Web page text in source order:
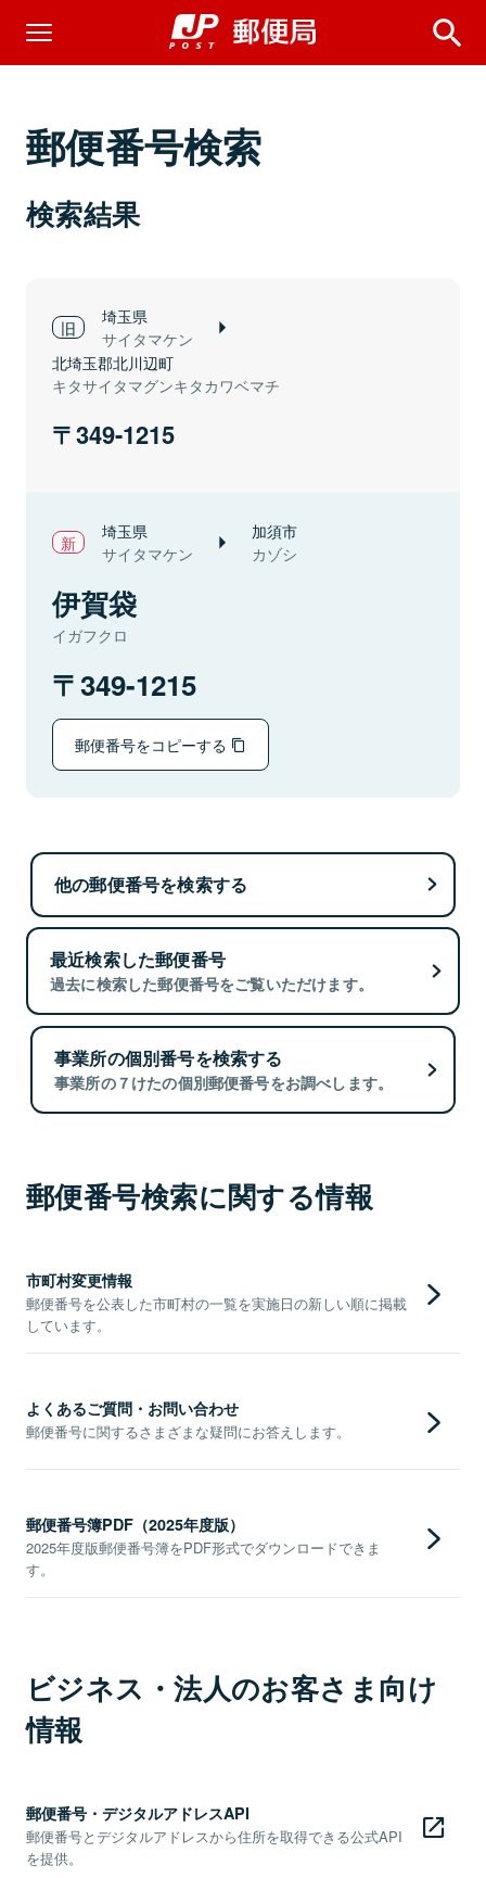
郵便番号検索
検索結果
埼玉県
サイタマケン
北埼玉郡北川辺町
キタサイタマグンキタカワベマチ
349-1215
埼玉県
サイタマケン
加須市
カゾシ
伊賀袋
イガフクロ
349-1215
郵便番号をコピーする
他の郵便番号を検索する
最近検索した郵便番号
過去に検索した郵便番号をご覧いただけます。
事業所の個別番号を検索する
事業所の７けたの個別郵便番号をお調べします。
郵便番号検索に関する情報
市町村変更情報
郵便番号を公表した市町村の一覧を実施日の新しい順に掲載
しています。
よくあるご質問・お問い合わせ
郵便番号に関するさまざまな疑問にお答えします。
郵便番号簿PDF（2025年度版）
2025年度版郵便番号簿をPDF形式でダウンロードできま
す。
ビジネス・法人のお客さま向け
情報
郵便番号・デジタルアドレスAPI
郵便番号とデジタルアドレスから住所を取得できる公式API
を提供。